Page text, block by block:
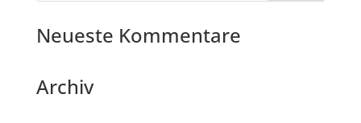
Neueste Kommentare
Archiv